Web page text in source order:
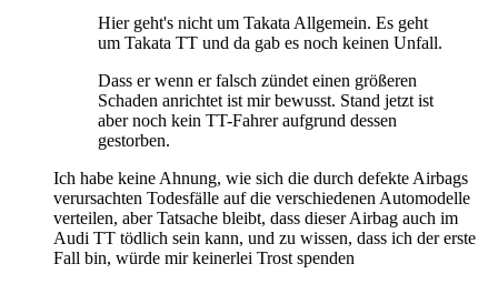
Hier geht's nicht um Takata Allgemein. Es geht
um Takata TT und da gab es noch keinen Unfall.
Dass er wenn er falsch zündet einen größeren
Schaden anrichtet ist mir bewusst. Stand jetzt ist
aber noch kein TT-Fahrer aufgrund dessen
gestorben.
Ich habe keine Ahnung, wie sich die durch defekte Airbags
verursachten Todesfälle auf die verschiedenen Automodelle
verteilen, aber Tatsache bleibt, dass dieser Airbag auch im
Audi TT tödlich sein kann, und zu wissen, dass ich der erste
Fall bin, würde mir keinerlei Trost spenden